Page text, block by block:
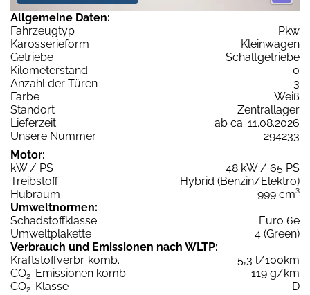
Allgemeine Daten:
Fahrzeugtyp
Pkw
Karosserieform
Kleinwagen
Getriebe
Schaltgetriebe
Kilometerstand
0
Anzahl der Türen
3
Farbe
Weiß
Standort
Zentrallager
Lieferzeit
ab ca. 11.08.2026
Unsere Nummer
294233
Motor:
kW / PS
48 kW / 65 PS
Treibstoff
Hybrid (Benzin/Elektro)
Hubraum
999 cm³
Umweltnormen:
Schadstoffklasse
Euro 6e
Umweltplakette
4 (Green)
Verbrauch und Emissionen nach WLTP:
Kraftstoffverbr. komb.
5,3 l/100km
CO2-Emissionen komb.
119 g/km
CO2-Klasse
D